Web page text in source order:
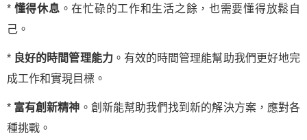
* 懂得休息 。在忙碌的工作和生活之餘，也需要懂得放鬆自
己。
* 良好的時間管理能力。有效的時間管理能幫助我們更好地完
成工作和實現目標。
* 富有創新精神 。創新能幫助我們找到新的解決方案，應對各
種挑戰。